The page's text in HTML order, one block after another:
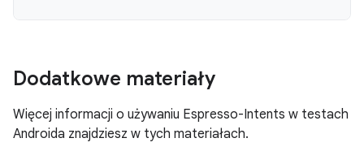
Dodatkowe materiały
Więcej informacji o używaniu Espresso-Intents w testach
Androida znajdziesz w tych materiałach.